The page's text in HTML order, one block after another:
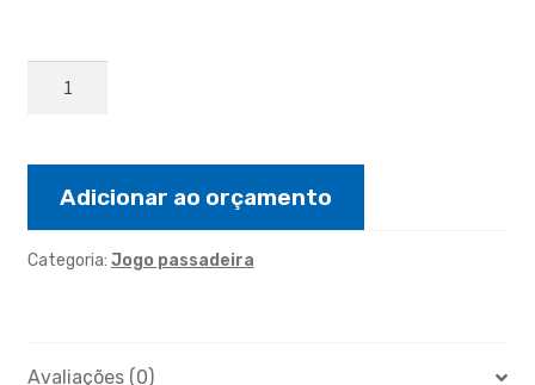
bola
3pçsAdicionar ao orçamento
Categoria: Jogo passadeira
Avaliações (0)